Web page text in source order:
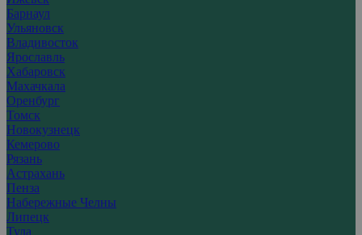
Барнаул
Ульяновск
Владивосток
Ярославль
Хабаровск
Махачкала
Оренбург
Томск
Новокузнецк
Кемерово
Рязань
Астрахань
Пенза
Набережные Челны
Липецк
Тула